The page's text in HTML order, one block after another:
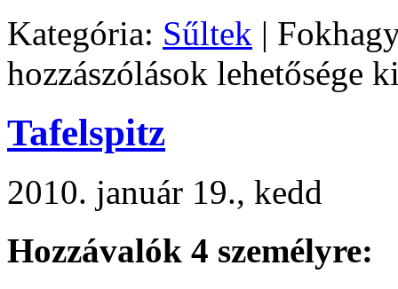
Kategória: Sűltek |
hozzászólások lehetősége
Tafelspitz
2010. január 19., kedd
Hozzávalók 4 személyre: